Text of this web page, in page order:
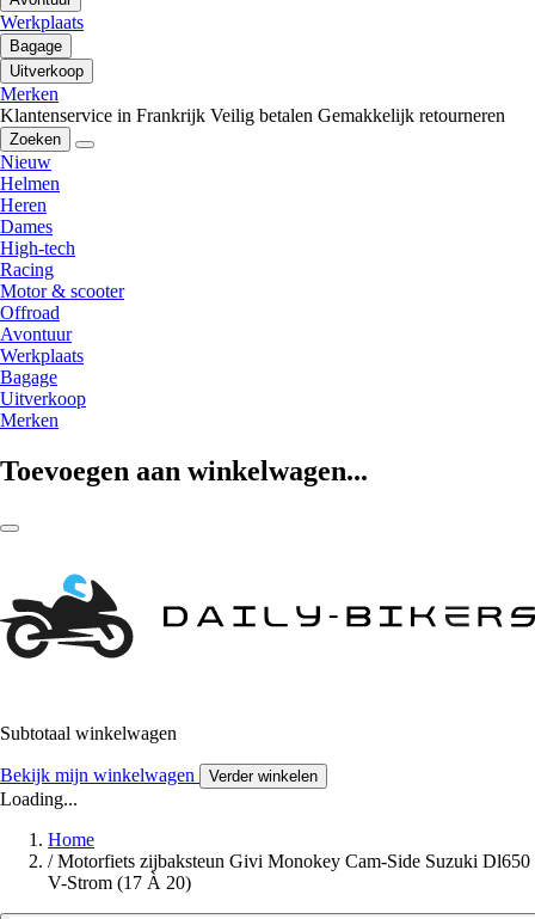
Werkplaats
Bagage
Uitverkoop
Merken
Klantenservice in Frankrijk Veilig betalen Gemakkelijk retourneren
Zoeken
Nieuw
Helmen
Heren
Dames
High-tech
Racing
Motor & scooter
Offroad
Avontuur
Werkplaats
Bagage
Uitverkoop
Merken
Toevoegen aan winkelwagen...
Subtotaal winkelwagen
Bekijk mijn winkelwagen Verder winkelen
Loading...
Home
/ Motorfiets zijbaksteun Givi Monokey Cam-Side Suzuki Dl650
V-Strom (17 À 20)